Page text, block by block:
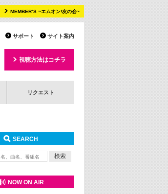
MEMBER’S ~エムオン!友の会~
サイト案内
サポート
視聴方法はコチラ
リクエスト
SEARCH
NOW ON AIR